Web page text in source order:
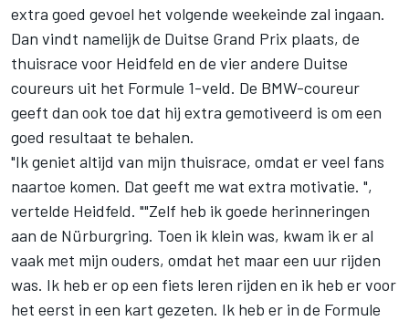
extra goed gevoel het volgende weekeinde zal ingaan.
Dan vindt namelijk de Duitse Grand Prix plaats, de
thuisrace voor Heidfeld en de vier andere Duitse
coureurs uit het Formule 1-veld. De BMW-coureur
geeft dan ook toe dat hij extra gemotiveerd is om een
goed resultaat te behalen.
"Ik geniet altijd van mijn thuisrace, omdat er veel fans
naartoe komen. Dat geeft me wat extra motivatie. ",
vertelde Heidfeld. ""Zelf heb ik goede herinneringen
aan de Nürburgring. Toen ik klein was, kwam ik er al
vaak met mijn ouders, omdat het maar een uur rijden
was. Ik heb er op een fiets leren rijden en ik heb er voor
het eerst in een kart gezeten. Ik heb er in de Formule